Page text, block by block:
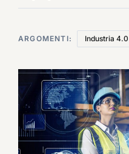
ARGOMENTI: Industria 4.0